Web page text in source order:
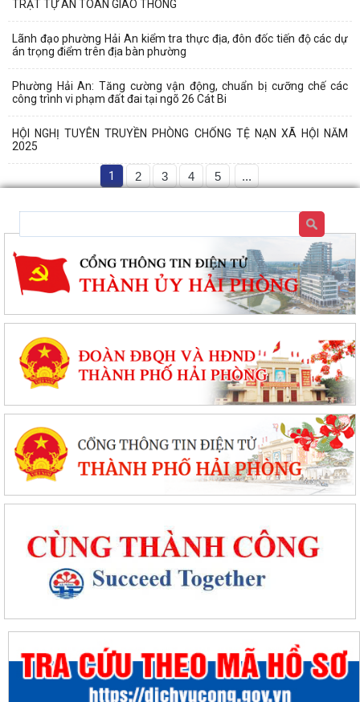
TRẬT TỰ AN TOÀN GIAO THÔNG
Lãnh đạo phường Hải An kiểm tra thực địa, đôn đốc tiến độ các dự
án trọng điểm trên địa bàn phường
Phường Hải An: Tăng cường vận động, chuẩn bị cưỡng chế các
công trình vi phạm đất đai tại ngõ 26 Cát Bi
HỘI NGHỊ TUYÊN TRUYỀN PHÒNG CHỐNG TỆ NẠN XÃ HỘI NĂM
2025
1 2 3 4 5 ...